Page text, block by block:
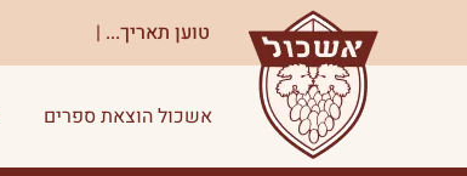
טוען תאריך... |
אשכול הוצאת ספרים